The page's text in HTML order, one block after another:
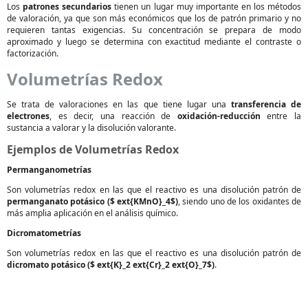
Los patrones secundarios tienen un lugar muy importante en los métodos
de valoración, ya que son más económicos que los de patrón primario y no
requieren tantas exigencias. Su concentración se prepara de modo
aproximado y luego se determina con exactitud mediante el contraste o
factorización.
Volumetrías Redox
Se trata de valoraciones en las que tiene lugar una transferencia de
electrones, es decir, una reacción de oxidación-reducción entre la
sustancia a valorar y la disolución valorante.
Ejemplos de Volumetrías Redox
Permanganometrías
Son volumetrías redox en las que el reactivo es una disolución patrón de
permanganato potásico ($ ext{KMnO}_4$), siendo uno de los oxidantes de
más amplia aplicación en el análisis químico.
Dicromatometrías
Son volumetrías redox en las que el reactivo es una disolución patrón de
dicromato potásico ($ ext{K}_2 ext{Cr}_2 ext{O}_7$).